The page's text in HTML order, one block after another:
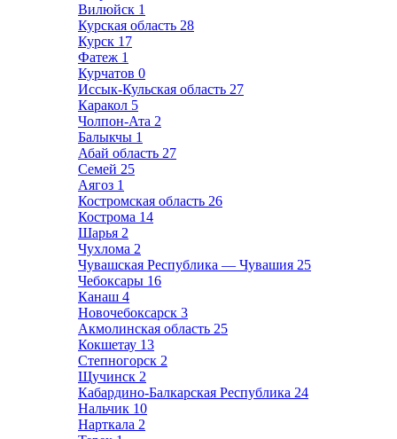
Вилюйск 1
Курская область 28
Курск 17
Фатеж 1
Курчатов 0
Иссык-Кульская область 27
Каракол 5
Чолпон-Ата 2
Балыкчы 1
Абай область 27
Семей 25
Аягоз 1
Костромская область 26
Кострома 14
Шарья 2
Чухлома 2
Чувашская Республика — Чувашия 25
Чебоксары 16
Канаш 4
Новочебоксарск 3
Акмолинская область 25
Кокшетау 13
Степногорск 2
Щучинск 2
Кабардино-Балкарская Республика 24
Нальчик 10
Нарткала 2